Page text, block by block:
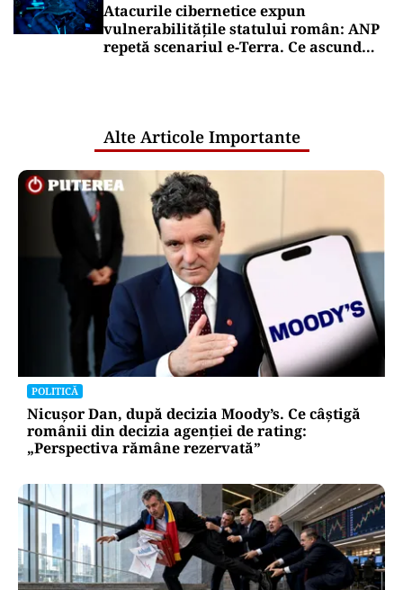
Atacurile cibernetice expun
vulnerabilitățile statului român: ANP
repetă scenariul e‑Terra. Ce ascund
Alte Articole Importante
POLITICĂ
Nicușor Dan, după decizia Moody’s. Ce câștigă
românii din decizia agenției de rating:
„Perspectiva rămâne rezervată”